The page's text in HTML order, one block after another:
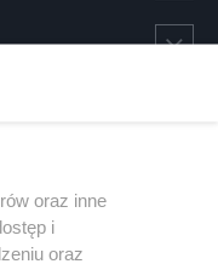
oraz inne
i
oraz